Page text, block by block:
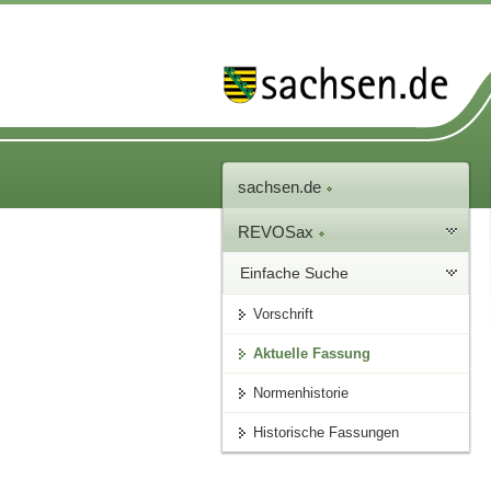
sachsen.de
REVOSax
Einfache Suche
Vorschrift
Aktuelle Fassung
Normenhistorie
Historische Fassungen